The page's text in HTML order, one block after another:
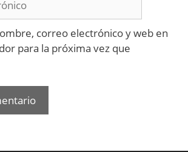
correo electrónico y web en
para la próxima vez que